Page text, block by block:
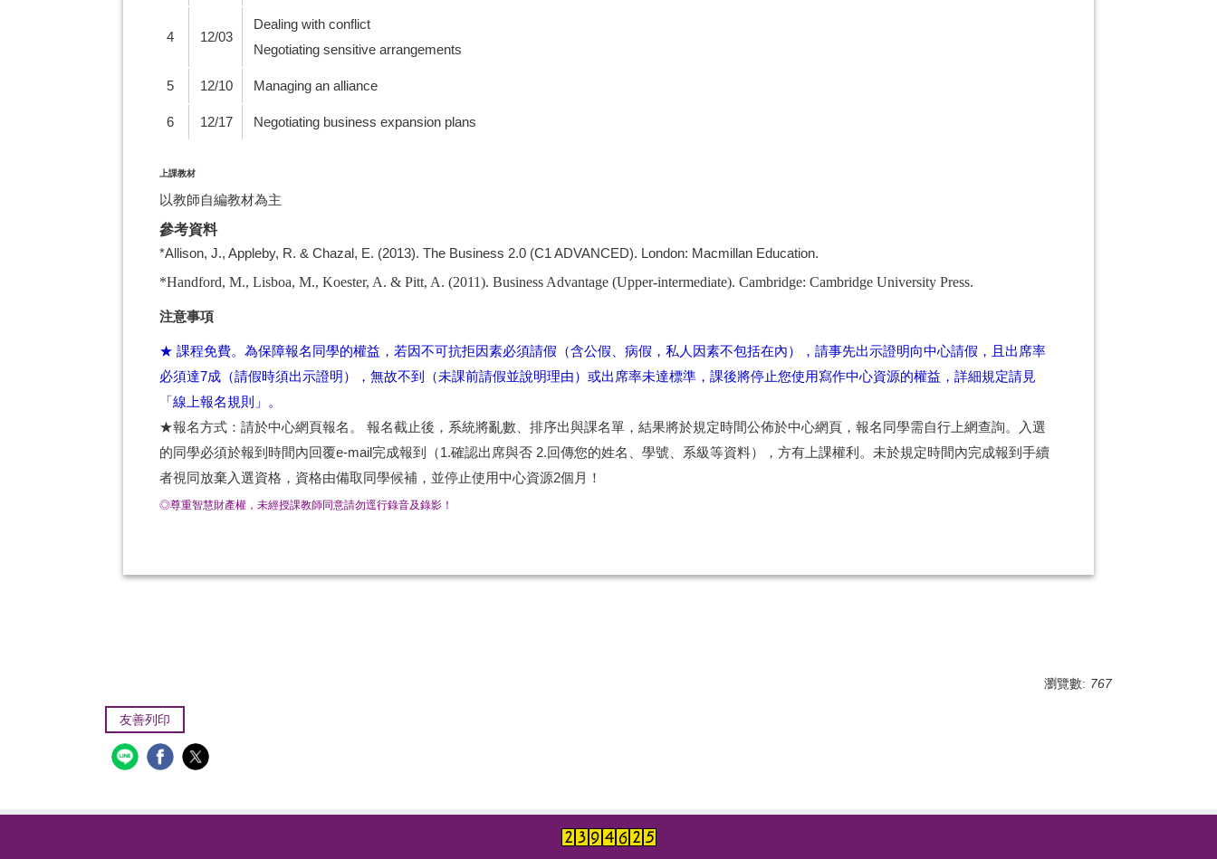
4 12/03
Dealing with conflict
Negotiating sensitive arrangements
5 12/10 Managing an alliance
6 12/17 Negotiating business expansion plans
上課教材
以教師自編教材為主
參考資料
*Allison, J., Appleby, R. & Chazal, E. (2013). The Business 2.0 (C1 ADVANCED). London: Macmillan Education.
*Handford, M., Lisboa, M., Koester, A. & Pitt, A. (2011). Business Advantage (Upper-intermediate). Cambridge: Cambridge University Press.
注意事項
★ 課程免費。為保障報名同學的權益，若因不可抗拒因素必須請假（含公假、病假，私人因素不包括在內），請事先出示證明向中心請假，且出席率
必須達7成（請假時須出示證明），無故不到（未課前請假並說明理由）或出席率未達標準，課後將停止您使用寫作中心資源的權益，詳細規定請見
「線上報名規則」。
★報名方式：請於中心網頁報名。 報名截止後，系統將亂數、排序出與課名單，結果將於規定時間公佈於中心網頁，報名同學需自行上網查詢。入選
的同學必須於報到時間內回覆e-mail完成報到（1.確認出席與否 2.回傳您的姓名、學號、系級等資料），方有上課權利。未於規定時間內完成報到手續
者視同放棄入選資格，資格由備取同學候補，並停止使用中心資源2個月！
◎尊重智慧財產權，未經授課教師同意請勿逕行錄音及錄影！
瀏覽數: 767
友善列印